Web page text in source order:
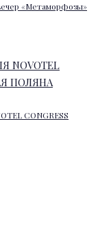
«Метаморфозы»
CONGRESS